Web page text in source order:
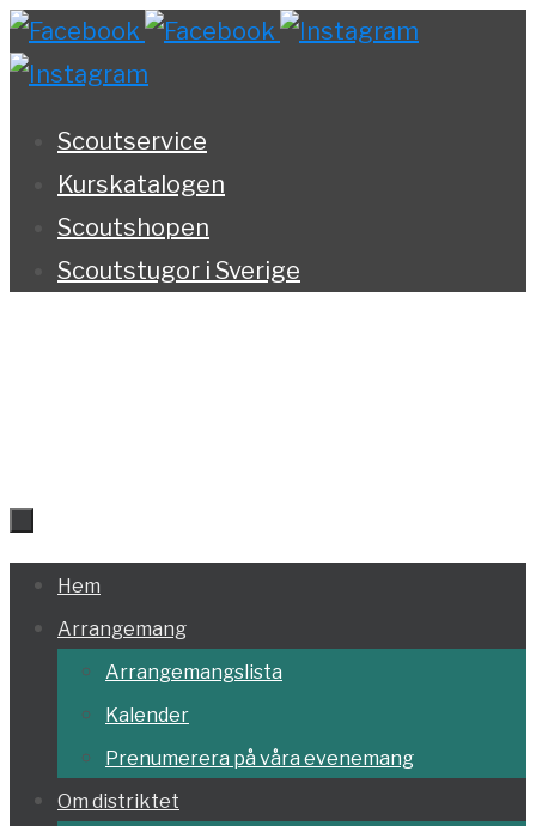
Hoppa
till
Scoutservice
Kurskatalogen
Scoutshopen
Scoutstugor i Sverige
Hoppa
till
innehållet
Hem
Arrangemang
Arrangemangslista
Kalender
Prenumerera på våra evenemang
Om distriktet